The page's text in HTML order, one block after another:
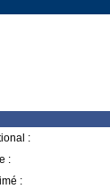
:
:
: